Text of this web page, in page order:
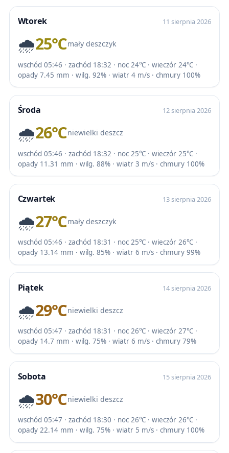
Wtorek 11 sierpnia 2026
🌧️25℃mały deszczyk
wschód 05:46 · zachód 18:32 · noc 24℃ · wieczór 24℃ ·
opady 7.45 mm · wilg. 92% · wiatr 4 m/s · chmury 100%
Środa 12 sierpnia 2026
🌧️26℃niewielki deszcz
wschód 05:46 · zachód 18:32 · noc 25℃ · wieczór 25℃ ·
opady 11.31 mm · wilg. 88% · wiatr 3 m/s · chmury 100%
Czwartek 13 sierpnia 2026
🌧️27℃mały deszczyk
wschód 05:46 · zachód 18:31 · noc 25℃ · wieczór 26℃ ·
opady 13.14 mm · wilg. 85% · wiatr 6 m/s · chmury 99%
Piątek 14 sierpnia 2026
🌧️29℃niewielki deszcz
wschód 05:47 · zachód 18:31 · noc 26℃ · wieczór 27℃ ·
opady 14.7 mm · wilg. 75% · wiatr 6 m/s · chmury 79%
Sobota 15 sierpnia 2026
🌧️30℃niewielki deszcz
wschód 05:47 · zachód 18:30 · noc 26℃ · wieczór 26℃ ·
opady 22.14 mm · wilg. 75% · wiatr 5 m/s · chmury 100%